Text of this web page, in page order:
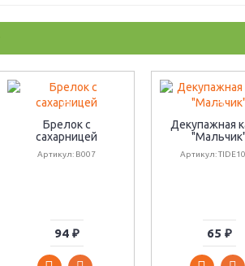
Брелок с
сахарницей
Артикул: B007
94 ₽
Декупажная
"Мальчик"
Артикул:
65 ₽